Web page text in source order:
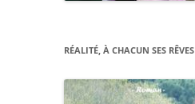
RÉALITÉ, À CHACUN SES RÊVES